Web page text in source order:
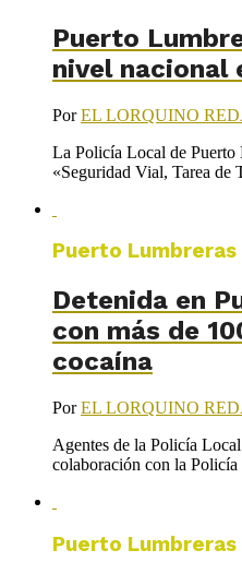
Puerto
nivel nacional
PorEL LORQUINO
La Policía Local de Puerto
«Seguridad Vial, Tarea de
Puerto Lumbreras
Detenida en
con más de
cocaína
PorEL LORQUINO
Agentes de la Policía
colaboración con la
Puerto Lumbreras